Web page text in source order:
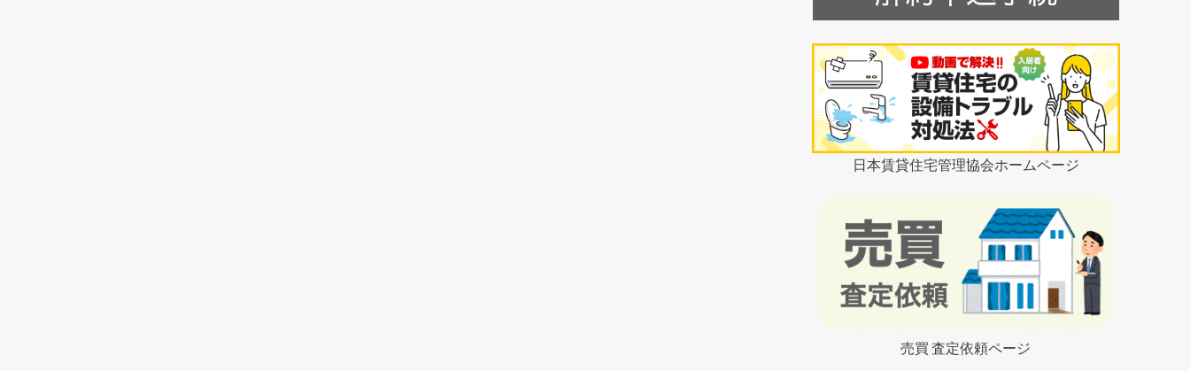
日本賃貸住宅管理協会ホームページ
売買 査定依頼ページ